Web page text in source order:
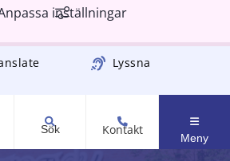
inställningar
Lyssna
Sök Kontakt
Meny